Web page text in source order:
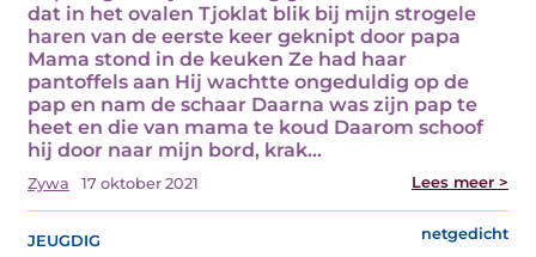
dat in het ovalen Tjoklat blik bij mijn strogele
haren van de eerste keer geknipt door papa
Mama stond in de keuken Ze had haar
pantoffels aan Hij wachtte ongeduldig op de
pap en nam de schaar Daarna was zijn pap te
heet en die van mama te koud Daarom schoof
hij door naar mijn bord, krak…
Zywa 17 oktober 2021 Lees meer >
jeugdig netgedicht